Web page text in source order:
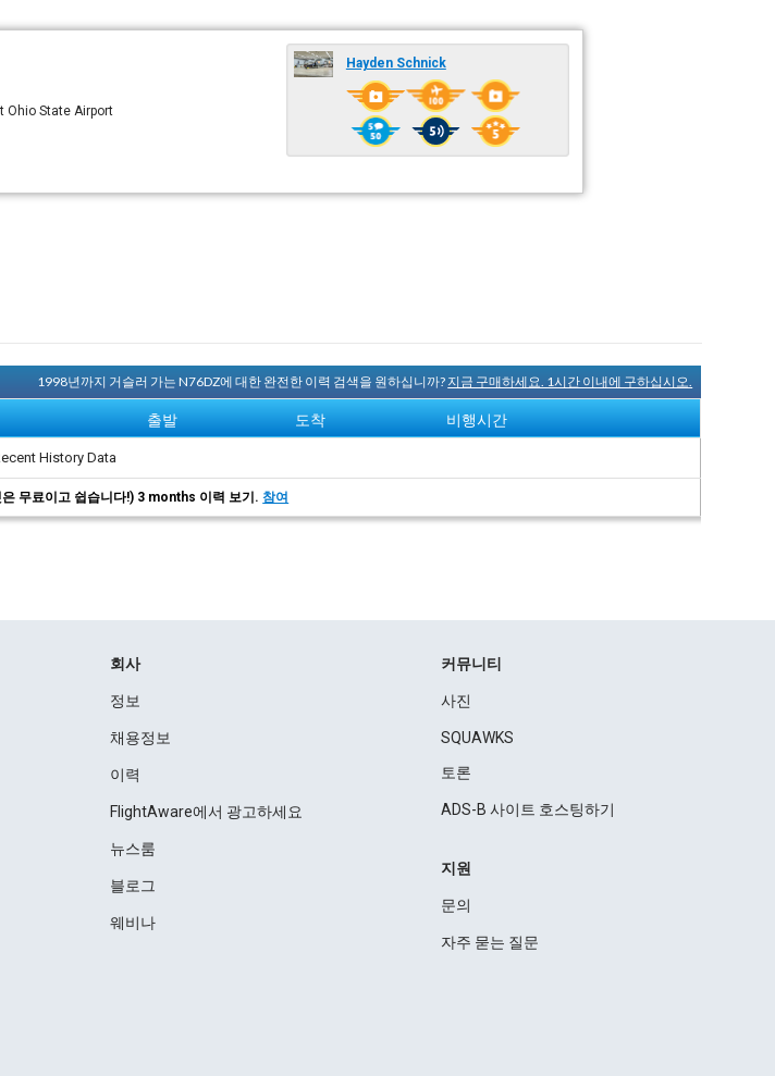
Ohio State Airport
Hayden Schnick
1998년까지 거슬러 가는 N76DZ에 대한 완전한 이력 검색을 원하십니까? 지금 구매하세요. 1시간 이내에 구하십시오.
출발 도착 비행시간
History Data
무료이고 쉽습니다!) 3 months 이력 보기.참여
회사
정보
채용정보
이력
FlightAware에서 광고하세요
뉴스룸
블로그
웨비나
커뮤니티
사진
SQUAWKS
토론
ADS-B 사이트 호스팅하기
지원
문의
자주 묻는 질문